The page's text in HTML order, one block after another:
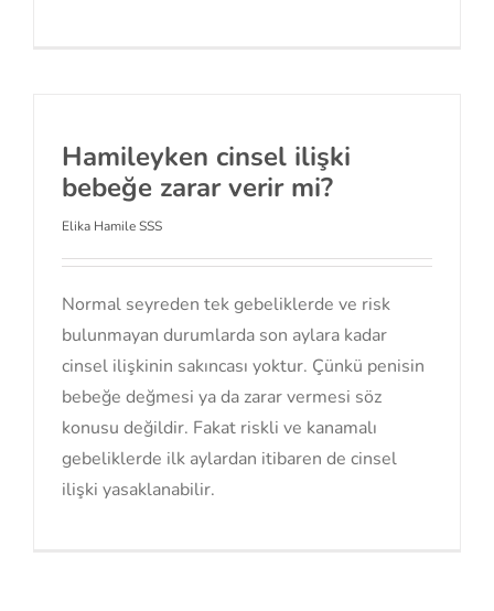
Hamileyken cinsel ilişki
bebeğe zarar verir mi?
Elika Hamile SSS
Normal seyreden tek gebeliklerde ve risk
bulunmayan durumlarda son aylara kadar
cinsel ilişkinin sakıncası yoktur. Çünkü penisin
bebeğe değmesi ya da zarar vermesi söz
konusu değildir. Fakat riskli ve kanamalı
gebeliklerde ilk aylardan itibaren de cinsel
ilişki yasaklanabilir.